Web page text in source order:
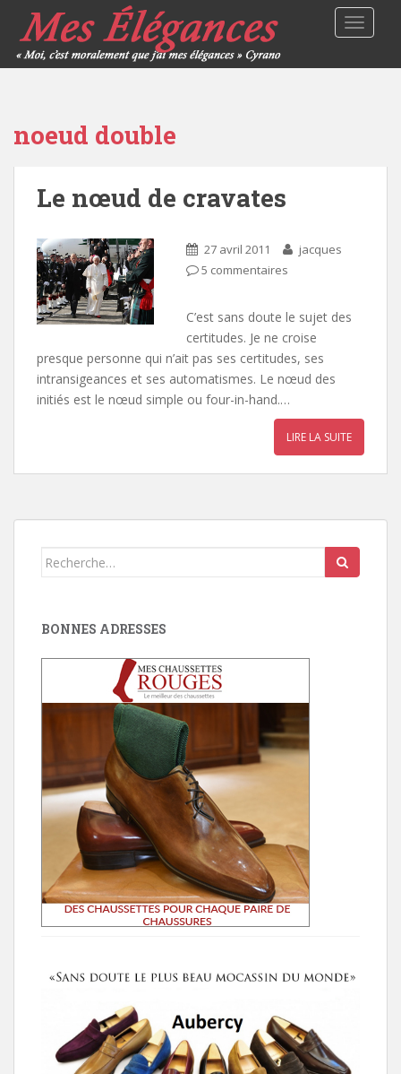
noeud double
Le nœud de cravates
27 avril 2011
jacques
5 commentaires
C’est sans doute le sujet des
certitudes. Je ne croise
presque personne qui n’ait pas ses certitudes, ses
intransigeances et ses automatismes. Le nœud des
initiés est le nœud simple ou four-in-hand.…
LIRE LA SUITE
Search
BONNES ADRESSES